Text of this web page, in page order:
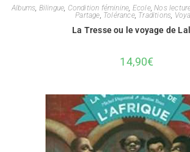
Albums Bilingue Condition féminine Ecole,Nos
Partage Tolérance, Traditions
La Tresse ou le voyage de
14,90€